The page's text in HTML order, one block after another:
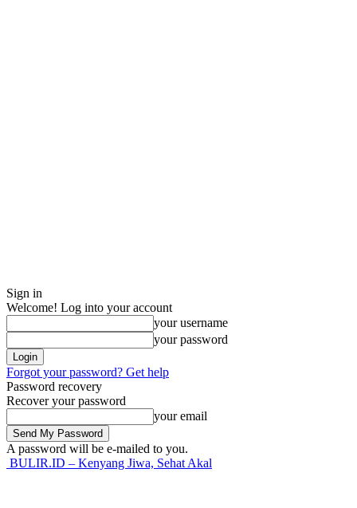
Sign in
Welcome! Log into your account
your username
your password
Forgot your password? Get help
Password recovery
Recover your password
your email
A password will be e-mailed to you.
BULIR.ID – Kenyang Jiwa, Sehat Akal